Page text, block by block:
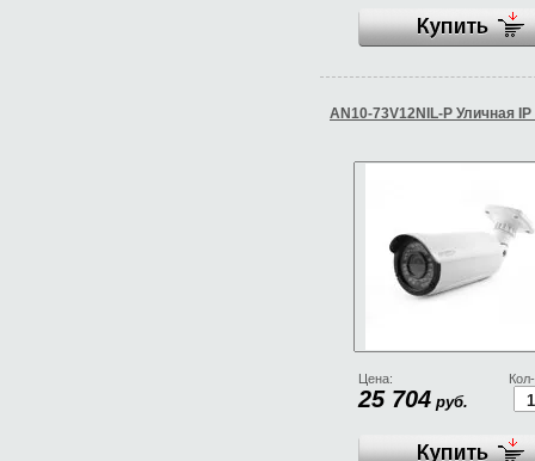
AN10-73V12NIL-P Уличная
Цена:
25 704 руб.